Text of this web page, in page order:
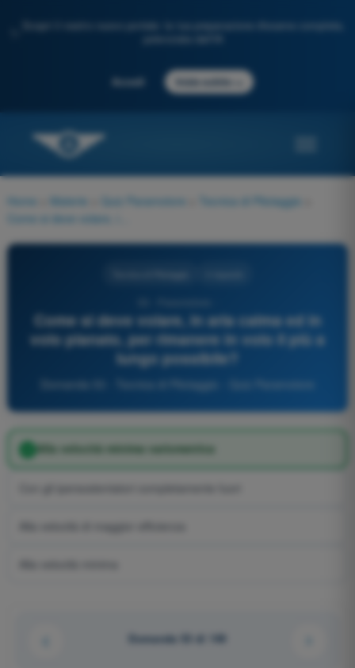
Scopri il nostro nuovo portale: la tua preparazione d'esame completa,
Accedi Inizia subito
Home Materie Quiz Paramotore Tecnica di Pilotaggio
Come si deve volare, in aria calma ed in
volo planato, per rimanere in volo il più a
lungo possibile?
Domanda 53 - Tecnica di Pilotaggio - Quiz Paramotore
Alla velocità minima variometrica
Alla velocità di maggior efficienza
Domanda 53 di 149